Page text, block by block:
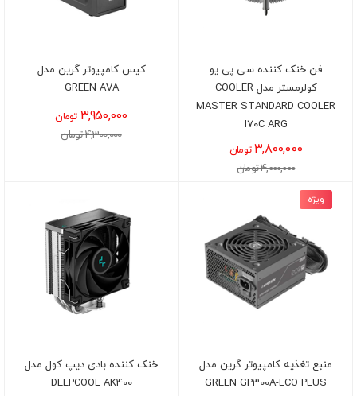
فن خنک کننده سی پی یو
کولرمستر مدل COOLER
MASTER STANDARD COOLER
I۷۰C ARG
3,800,000 تومان
4,000,000 تومان
کیس کامپیوتر گرین مدل
GREEN AVA
3,950,000 تومان
4,300,000 تومان
ویژه
منبع تغذیه کامپیوتر گرین مدل
GREEN GP300A-ECO PLUS
خنک کننده بادی دیپ کول مدل
DEEPCOOL AK400